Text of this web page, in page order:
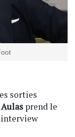
sorties
prend le
interview